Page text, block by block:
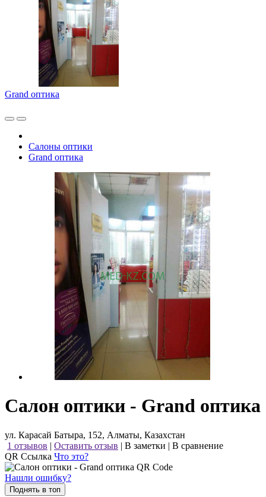
Grand оптика
Салоны оптики
Grand оптика
Салон оптики - Grand оптика
ул. Карасай Батыра, 152, Алматы, Казахстан
1 отзывов | Оставить отзыв | В заметки | В сравнение
QR Ссылка Что это?
Нашли ошибку?
Поднять в топ